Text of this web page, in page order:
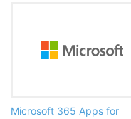
Microsoft 365 Apps for